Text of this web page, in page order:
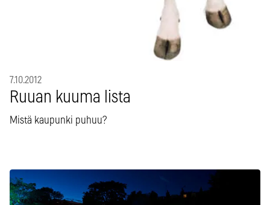
7.10.2012
Ruuan kuuma lista
Mistä kaupunki puhuu?